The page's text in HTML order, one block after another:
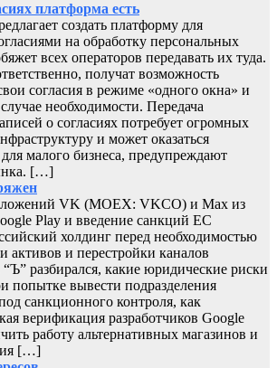
платформа есть
создать платформу для
на обработку персональных
всех операторов передавать их туда.
получат возможность
согласия в режиме «одного окна» и
необходимости. Передача
о согласиях потребует огромных
и может оказаться
малого бизнеса, предупреждают
[…]
VK (MOEX: VKCO) и Max из
Play и введение санкций ЕС
холдинг перед необходимостью
активов и перестройки каналов
разбирался, какие юридические риски
попытке вывести подразделения
санкционного контроля, как
верификация разработчиков Google
работу альтернативных магазинов и
[…]